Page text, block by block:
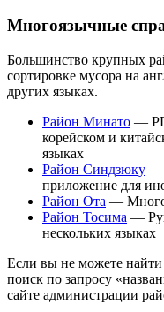
Многоязычные
Большинство крупных
сортировке мусора на
других языках.
Район Минато —
корейском и
языках
Район Синдзюку —
приложение для
Район Ота —
Район Тосима —
нескольких языках
Если вы не можете найти
поиск по запросу
сайте администрации